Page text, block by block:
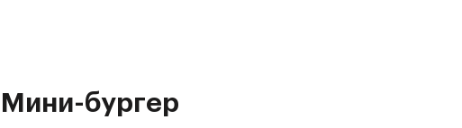
Мини-бургер